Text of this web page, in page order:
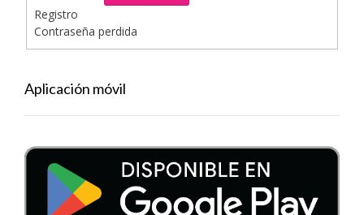
Registro
Contraseña perdida
Aplicación móvil